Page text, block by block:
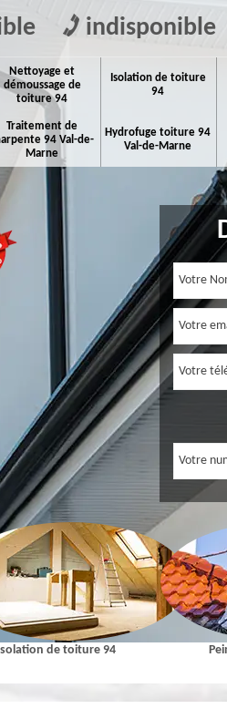
indisponible
Nettoyage et
démoussage de
toiture 94
Isolation de toiture
94
Traitement de
94 Val-de-
Marne
Hydrofuge toiture 94
Val-de-Marne
de toiture 94